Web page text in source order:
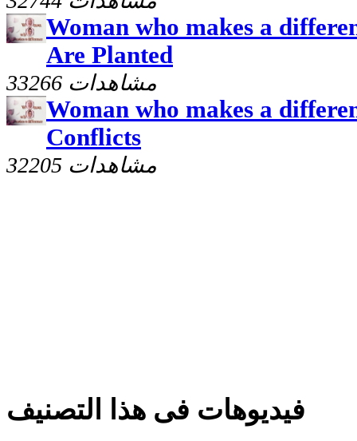
Woman who makes a
Are Planted
33266 مشاهدات
Woman who makes a
Conflicts
32205 مشاهدات
فيديوهات فى هذا التصنيف